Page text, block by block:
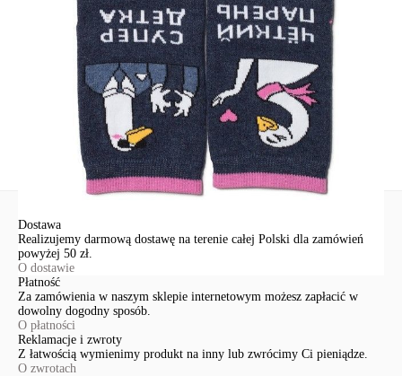
91-341, Łódź, Polska
+48 500-503-636
info@conteshop.pl
Ten produkt nie ma pytań Możesz zadać pytanie, klikając przycisk
Zadaj pytanie
Nowe pytanie
Dostawa
Realizujemy darmową dostawę na terenie całej Polski dla zamówień
powyżej 50 zł.
O dostawie
Płatność
Za zamówienia w naszym sklepie internetowym możesz zapłacić w
dowolny dogodny sposób.
O płatności
Reklamacje i zwroty
Z łatwością wymienimy produkt na inny lub zwrócimy Ci pieniądze.
O zwrotach